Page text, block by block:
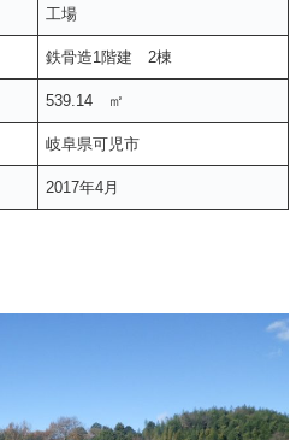
工場
鉄骨造1階建 2棟
539.14 ㎡
岐阜県可児市
2017年4月